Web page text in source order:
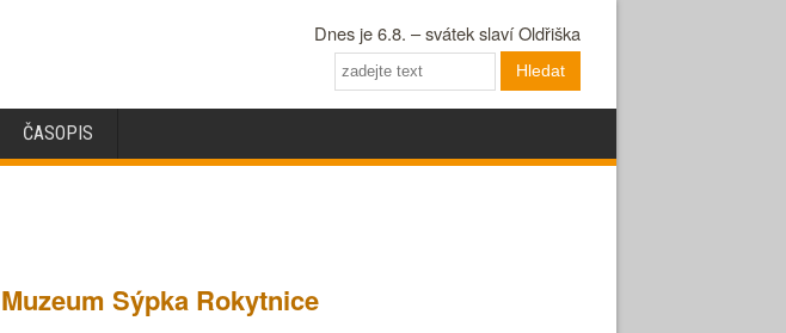
Dnes je 6.8. – svátek slaví Oldřiška
Hledat
ČASOPIS
Muzeum Sýpka Rokytnice